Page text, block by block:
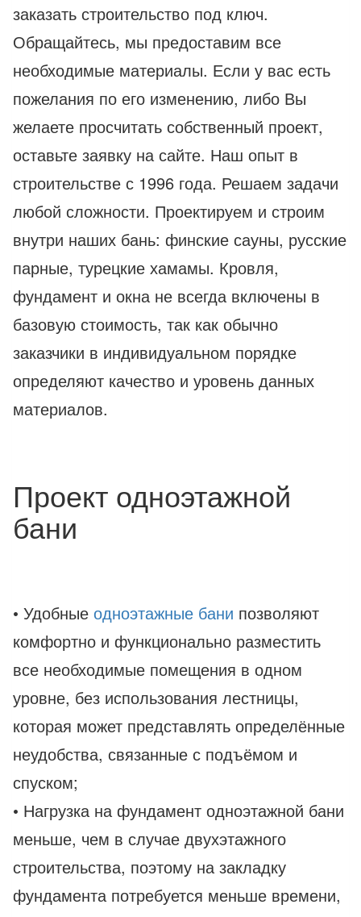
заказать строительство под ключ.
Обращайтесь, мы предоставим все
необходимые материалы. Если у вас есть
пожелания по его изменению, либо Вы
желаете просчитать собственный проект,
оставьте заявку на сайте. Наш опыт в
строительстве с 1996 года. Решаем задачи
любой сложности. Проектируем и строим
внутри наших бань: финские сауны, русские
парные, турецкие хамамы. Кровля,
фундамент и окна не всегда включены в
базовую стоимость, так как обычно
заказчики в индивидуальном порядке
определяют качество и уровень данных
материалов.
Проект одноэтажной
бани
• Удобные одноэтажные бани позволяют
комфортно и функционально разместить
все необходимые помещения в одном
уровне, без использования лестницы,
которая может представлять определённые
неудобства, связанные с подъёмом и
спуском;
• Нагрузка на фундамент одноэтажной бани
меньше, чем в случае двухэтажного
строительства, поэтому на закладку
фундамента потребуется меньше времени,